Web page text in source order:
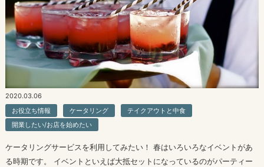
2020.03.06
お役立ち情報
ケータリング
テイクアウトと中食
開業したい/お店を始めたい
ケータリングサービスを利用してみたい！ 春はいろいろなイベントがあ
る時期です。 イベントといえば大抵セットになっているのがパーティー